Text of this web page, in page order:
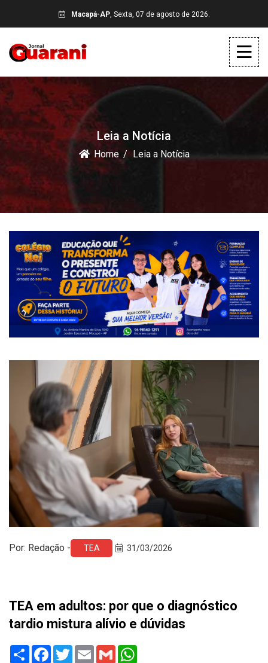
Macapá-AP, Sexta, 07 de agosto de 2026.
Leia a Notícia
Home Leia a Notícia
Por: Redação - TEA 31/03/2026
TEA em adultos: por que o diagnóstico
tardio mistura alívio e dúvidas
Share Facebook
TwitterEmail Gmail